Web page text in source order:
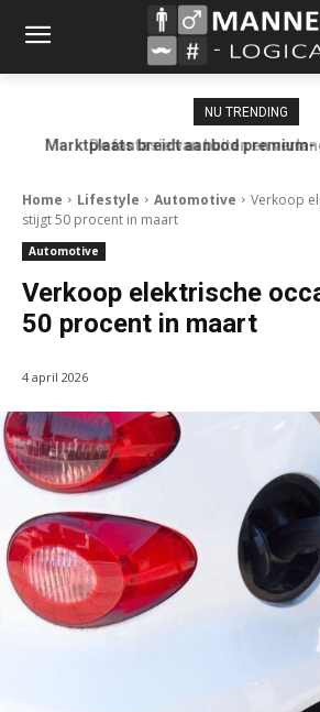
NU TRENDING
Marktplaats breidt aanbod premium-
De fantasie van buiten en
Home Lifestyle Automotive
Verkoop
stijgt 50 procent in maart
Automotive
Verkoop elektrische
50 procent in maart
4 april 2026